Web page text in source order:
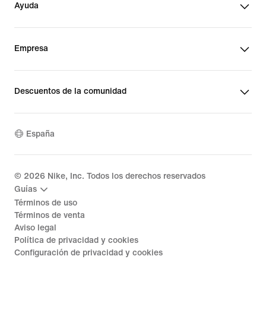
Ayuda
Empresa
Descuentos de la comunidad
España
© 2026 Nike, Inc. Todos los derechos reservados
Guías
Términos de uso
Términos de venta
Aviso legal
Política de privacidad y cookies
Configuración de privacidad y cookies